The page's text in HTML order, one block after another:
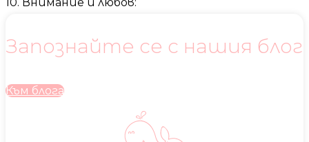
Запознайте се с нашия блог
Към блога